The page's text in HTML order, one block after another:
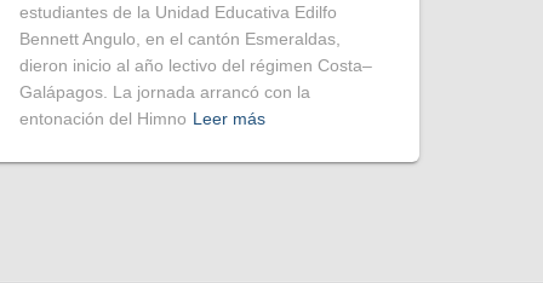
estudiantes de la Unidad Educativa Edilfo
Bennett Angulo, en el cantón Esmeraldas,
dieron inicio al año lectivo del régimen Costa–
Galápagos. La jornada arrancó con la
entonación del Himno Leer más